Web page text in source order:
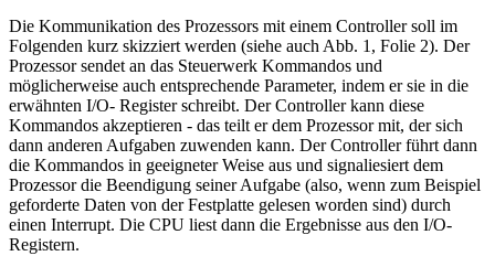
Die Kommunikation des Prozessors mit einem Controller soll im
Folgenden kurz skizziert werden (siehe auch Abb. 1, Folie 2). Der
Prozessor sendet an das Steuerwerk Kommandos und
möglicherweise auch entsprechende Parameter, indem er sie in die
erwähnten I/O- Register schreibt. Der Controller kann diese
Kommandos akzeptieren - das teilt er dem Prozessor mit, der sich
dann anderen Aufgaben zuwenden kann. Der Controller führt dann
die Kommandos in geeigneter Weise aus und signaliesiert dem
Prozessor die Beendigung seiner Aufgabe (also, wenn zum Beispiel
geforderte Daten von der Festplatte gelesen worden sind) durch
einen Interrupt. Die CPU liest dann die Ergebnisse aus den I/O-
Registern.